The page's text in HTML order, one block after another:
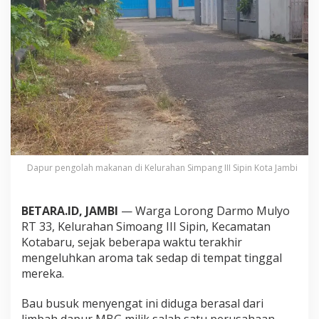
a
h
M
a
k
a
n
a
n
G
a
n
g
e
n
y
a
m
a
n
Dapur pengolah makanan di Kelurahan Simpang III Sipin Kota Jambi
BETARA.ID, JAMBI — Warga Lorong Darmo Mulyo
RT 33, Kelurahan Simoang III Sipin, Kecamatan
Kotabaru, sejak beberapa waktu terakhir
mengeluhkan aroma tak sedap di tempat tinggal
mereka.
Bau busuk menyengat ini diduga berasal dari